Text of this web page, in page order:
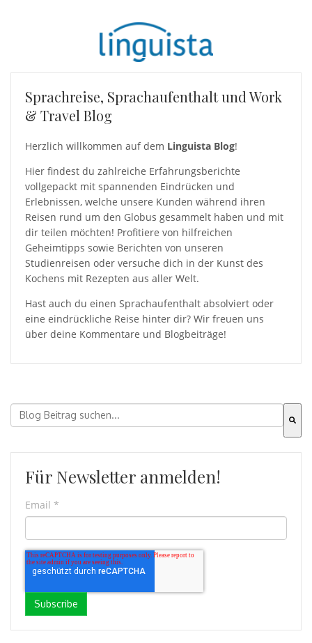
Sprachreise, Sprachaufenthalt und Work
& Travel Blog
Herzlich willkommen auf dem Linguista Blog!
Hier findest du zahlreiche Erfahrungsberichte
vollgepackt mit spannenden Eindrücken und
Erlebnissen, welche unsere Kunden während ihren
Reisen rund um den Globus gesammelt haben und mit
dir teilen möchten! Profitiere von hilfreichen
Geheimtipps sowie Berichten von unseren
Studienreisen oder versuche dich in der Kunst des
Kochens mit Rezepten aus aller Welt.
Hast auch du einen Sprachaufenthalt absolviert oder
eine eindrückliche Reise hinter dir? Wir freuen uns
über deine Kommentare und Blogbeiträge!
Il s'agit d'un champ de recherche auquel est
Für Newsletter anmelden!
Email *